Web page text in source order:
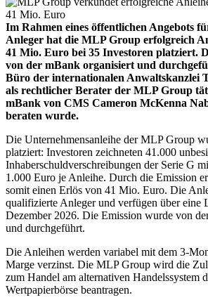
Im Rahmen eines öffentlichen Angebots
Anleger hat die MLP Group erfolgreich
41 Mio. Euro bei 35 Investoren platziert.
von der mBank organisiert und
Büro der internationalen Anwaltskanzlei
als rechtlicher Berater der MLP Group
mBank von CMS Cameron McKenna
beraten wurde.
Die Unternehmensanleihe der MLP Group
platziert: Investoren zeichneten 41.000
Inhaberschuldverschreibungen der Serie G
1.000 Euro je Anleihe. Durch die Emission
somit einen Erlös von 41 Mio. Euro. Die
qualifizierte Anleger und verfügen über eine
Dezember 2026. Die Emission wurde von
und durchgeführt.
Die Anleihen werden variabel mit dem 3-
Marge verzinst. Die MLP Group wird die
zum Handel am alternativen Handelssystem
Wertpapierbörse beantragen.